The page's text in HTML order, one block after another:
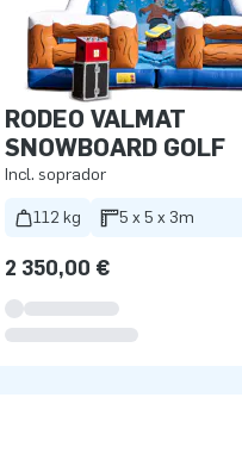
RODEO VALMAT
SNOWBOARD GOLF
Incl. soprador
112 kg 5 x 5 x 3m
2 350,00 €